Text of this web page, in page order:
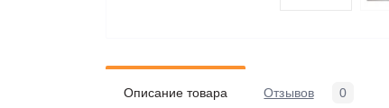
Описание товара Отзывов 0